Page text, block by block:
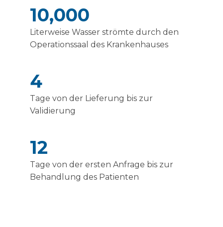
10,000
Literweise Wasser strömte durch den
Operationssaal des Krankenhauses
4
Tage von der Lieferung bis zur
Validierung
12
Tage von der ersten Anfrage bis zur
Behandlung des Patienten